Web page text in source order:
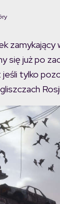
zamykający
się już po
jeśli tylko